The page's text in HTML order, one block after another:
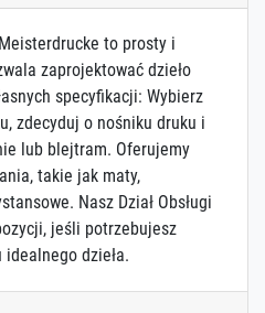
to prosty i
zaprojektować dzieło
specyfikacji: Wybierz
zdecyduj o nośniku druku i
lub blejtram. Oferujemy
takie jak maty,
Nasz Dział Obsługi
jeśli potrzebujesz
dzieła.